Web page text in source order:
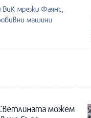
мрежи Фаянс,
машини
можем